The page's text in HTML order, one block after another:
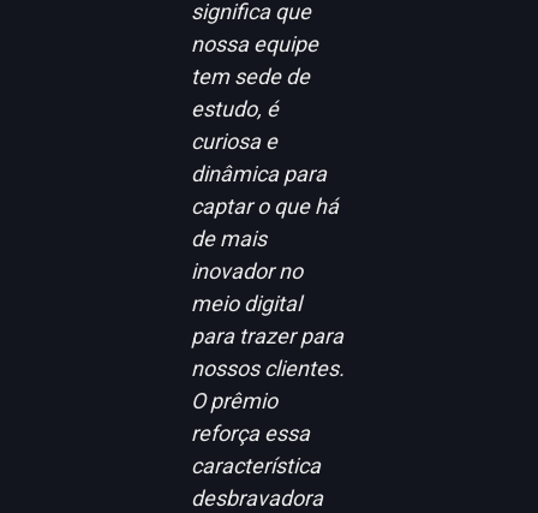
significa que
nossa equipe
tem sede de
estudo, é
curiosa e
dinâmica para
captar o que há
de mais
inovador no
meio digital
para trazer para
nossos clientes.
O prêmio
reforça essa
característica
desbravadora